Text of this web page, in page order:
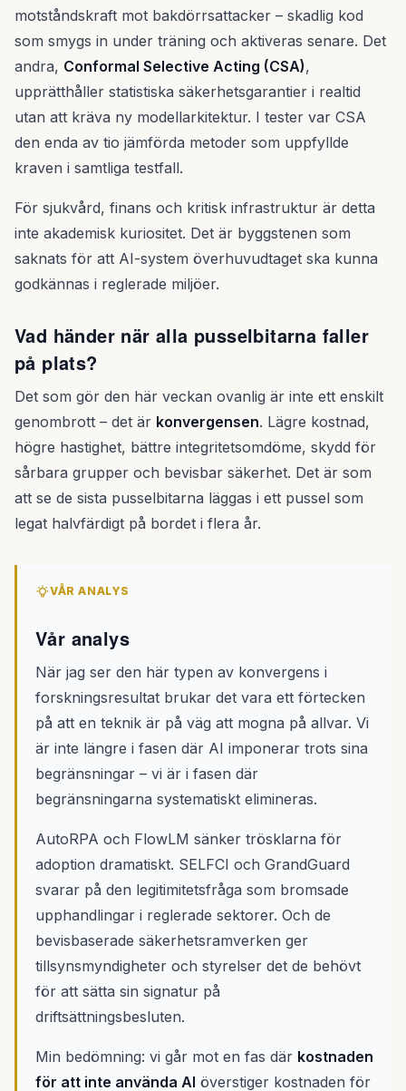
motståndskraft mot bakdörrsattacker – skadlig kod
som smygs in under träning och aktiveras senare. Det
andra, Conformal Selective Acting (CSA),
upprätthåller statistiska säkerhetsgarantier i realtid
utan att kräva ny modellarkitektur. I tester var CSA
den enda av tio jämförda metoder som uppfyllde
kraven i samtliga testfall.
För sjukvård, finans och kritisk infrastruktur är detta
inte akademisk kuriositet. Det är byggstenen som
saknats för att AI-system överhuvudtaget ska kunna
godkännas i reglerade miljöer.
Vad händer när alla pusselbitarna faller
på plats?
Det som gör den här veckan ovanlig är inte ett enskilt
genombrott – det är konvergensen. Lägre kostnad,
högre hastighet, bättre integritetsomdöme, skydd för
sårbara grupper och bevisbar säkerhet. Det är som
att se de sista pusselbitarna läggas i ett pussel som
legat halvfärdigt på bordet i flera år.
VÅR ANALYS
Vår analys
När jag ser den här typen av konvergens i
forskningsresultat brukar det vara ett förtecken
på att en teknik är på väg att mogna på allvar. Vi
är inte längre i fasen där AI imponerar trots sina
begränsningar – vi är i fasen där
begränsningarna systematiskt elimineras.
AutoRPA och FlowLM sänker trösklarna för
adoption dramatiskt. SELFCI och GrandGuard
svarar på den legitimitetsfråga som bromsade
upphandlingar i reglerade sektorer. Och de
bevisbaserade säkerhetsramverken ger
tillsynsmyndigheter och styrelser det de behövt
för att sätta sin signatur på
driftsättningsbesluten.
Min bedömning: vi går mot en fas där kostnaden
för att inte använda AI överstiger kostnaden för